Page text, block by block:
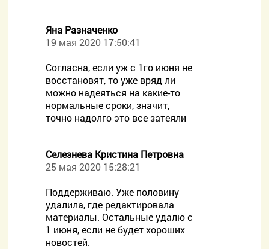
Яна Разначенко
19 мая 2020 17:50:41
Согласна, если уж с 1го июня не
восстановят, то уже вряд ли
можно надеяться на какие-то
нормальные сроки, значит,
точно надолго это все затеяли
Селезнева Кристина Петровна
25 мая 2020 15:28:21
Поддерживаю. Уже половину
удалила, где редактировала
материалы. Остальные удалю с
1 июня, если не будет хороших
новостей.